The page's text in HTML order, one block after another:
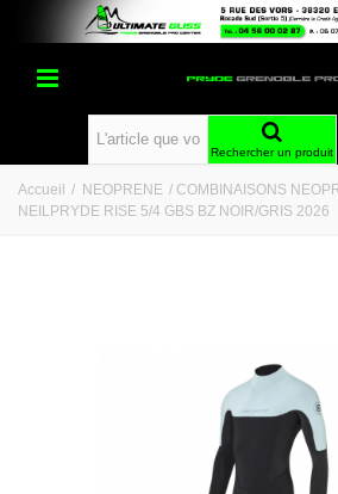
Rechercher un produit
Accueil / NEOPRENE / COMBINAISONS
NEILPRYDE RISE 5/4 GBS BZ NOIR/GRIS 2026